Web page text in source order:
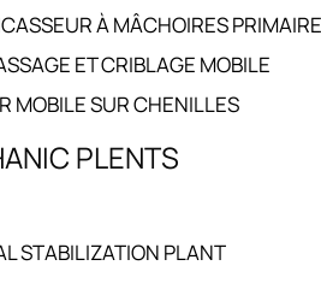
À MÂCHOIRES PRIMAIRE
ET CRIBLAGE MOBILE
MOBILE SUR CHENILLES
PLENTS
STABILIZATION PLANT